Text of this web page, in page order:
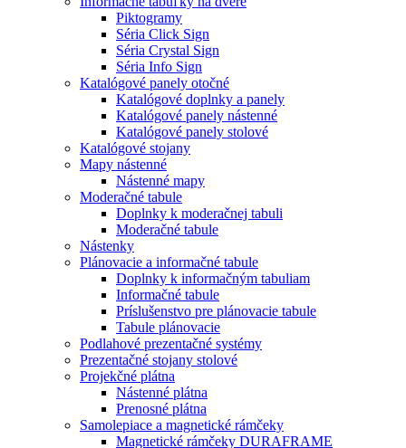
Piktogramy
Séria Click Sign
Séria Crystal Sign
Séria Info Sign
Katalógové panely otočné
Katalógové doplnky a panely
Katalógové panely nástenné
Katalógové panely stolové
Katalógové stojany
Mapy nástenné
Nástenné mapy
Moderačné tabule
Doplnky k moderačnej tabuli
Moderačné tabule
Nástenky
Plánovacie a informačné tabule
Doplnky k informačným tabuliam
Informačné tabule
Príslušenstvo pre plánovacie tabule
Tabule plánovacie
Podlahové prezentačné systémy
Prezentačné stojany stolové
Projekčné plátna
Nástenné plátna
Prenosné plátna
Samolepiace a magnetické rámčeky
Magnetické rámčeky DURAFRAME